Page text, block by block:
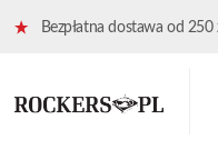
Bezpłatna dostawa od 250